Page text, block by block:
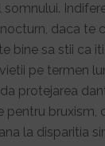
daca te
bine sa stii ca
pe termen
protejarea
pentru bruxism,
la disparitia